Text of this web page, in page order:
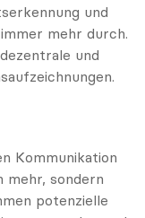
und
mehr durch.
und
Kommunikation
mehr, sondern
potenzielle